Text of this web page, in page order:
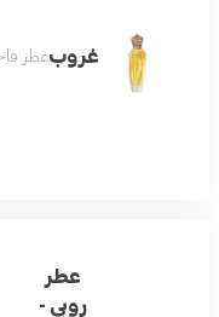
غروبعطر
عطر
روبي -